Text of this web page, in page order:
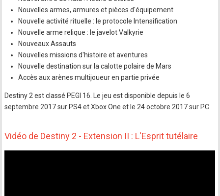
Nouvelles armes, armures et pièces d'équipement
Nouvelle activité rituelle : le protocole Intensification
Nouvelle arme relique : le javelot Valkyrie
Nouveaux Assauts
Nouvelles missions d'histoire et aventures
Nouvelle destination sur la calotte polaire de Mars
Accès aux arènes multijoueur en partie privée
Destiny 2 est classé PEGI 16. Le jeu est disponible depuis le 6
septembre 2017 sur PS4 et Xbox One et le 24 octobre 2017 sur PC.
Vidéo de Destiny 2 - Extension II : L'Esprit tutélaire